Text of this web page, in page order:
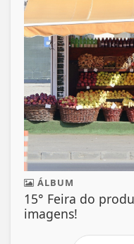
ÁLBUM
15° Feira do
imagens!